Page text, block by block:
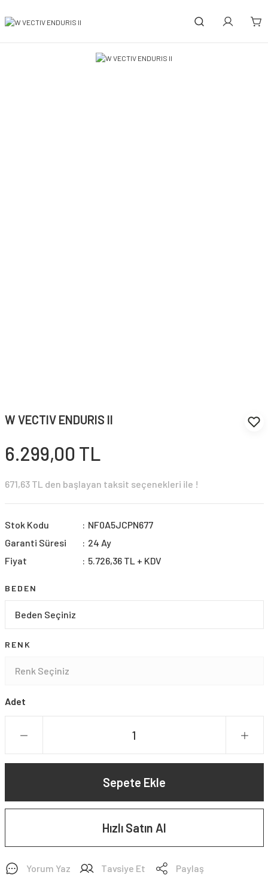
W VECTIV ENDURIS II
6.299,00 TL
671,63 TL den başlayan taksit seçenekleri ile !
Stok Kodu
NF0A5JCPN677
Garanti Süresi
24 Ay
Fiyat
5.726,36 TL + KDV
BEDEN
RENK
Adet
Sepete Ekle
Hızlı Satın Al
Yorum Yaz Tavsiye Et Paylaş